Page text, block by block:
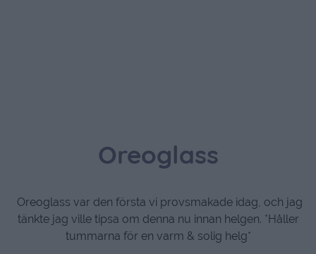
Oreoglass
Oreoglass var den första vi provsmakade idag, och jag
tänkte jag ville tipsa om denna nu innan helgen. *Håller
tummarna för en varm & solig helg*